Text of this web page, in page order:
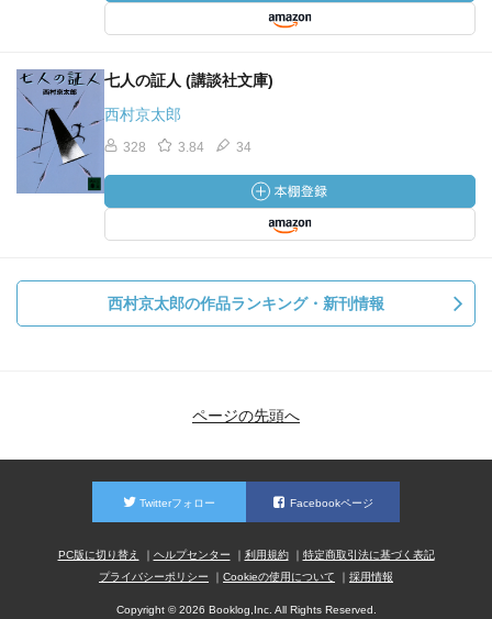
七人の証人 (講談社文庫)
西村京太郎
328 3.84 34
西村京太郎の作品ランキング・新刊情報
ページの先頭へ
Twitterフォロー Facebookページ
PC版に切り替え ヘルプセンター 利用規約
特定商取引法に基づく表記
プライバシーポリシー
Cookieの使用について 採用情報
Copyright © 2026 Booklog,Inc. All Rights Reserved.